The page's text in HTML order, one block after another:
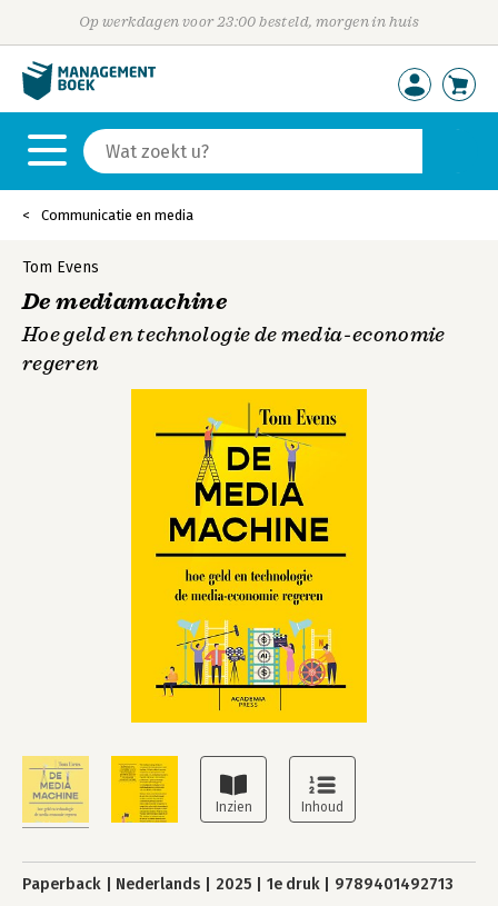
Op werkdagen voor 23:00 besteld, morgen in huis
Communicatie en media
Tom Evens
De mediamachine
Hoe geld en technologie de media­-economie
regeren
Paperback Nederlands 2025 1e druk 9789401492713